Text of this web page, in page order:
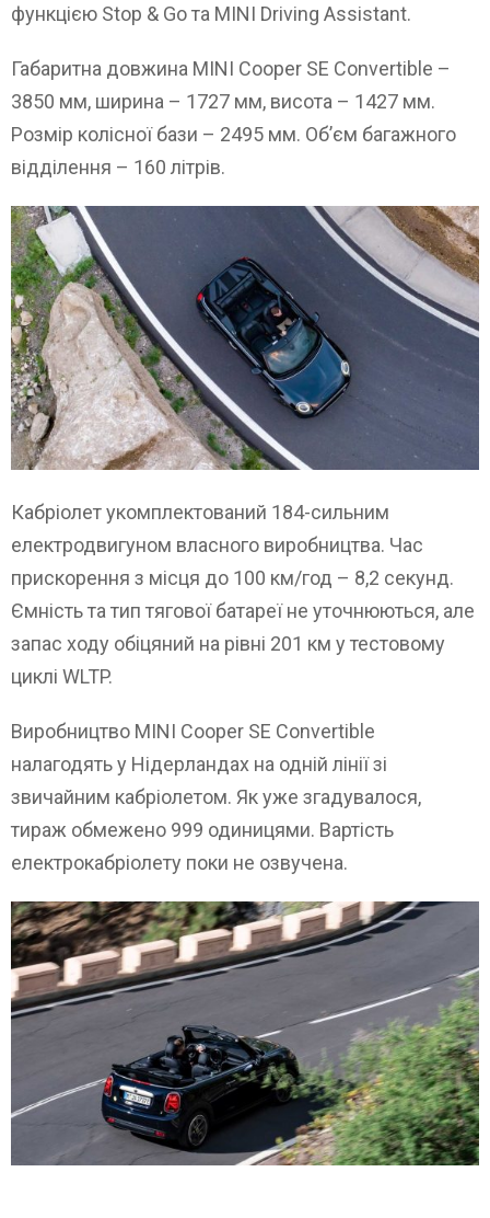
функцією Stop & Go та MINI Driving Assistant.
Габаритна довжина MINI Cooper SE Convertible –
3850 мм, ширина – 1727 мм, висота – 1427 мм.
Розмір колісної бази – 2495 мм. Об’єм багажного
відділення – 160 літрів.
Кабріолет укомплектований 184-сильним
електродвигуном власного виробництва. Час
прискорення з місця до 100 км/год – 8,2 секунд.
Ємність та тип тягової батареї не уточнюються, але
запас ходу обіцяний на рівні 201 км у тестовому
циклі WLTP.
Виробництво MINI Cooper SE Convertible
налагодять у Нідерландах на одній лінії зі
звичайним кабріолетом. Як уже згадувалося,
тираж обмежено 999 одиницями. Вартість
електрокабріолету поки не озвучена.